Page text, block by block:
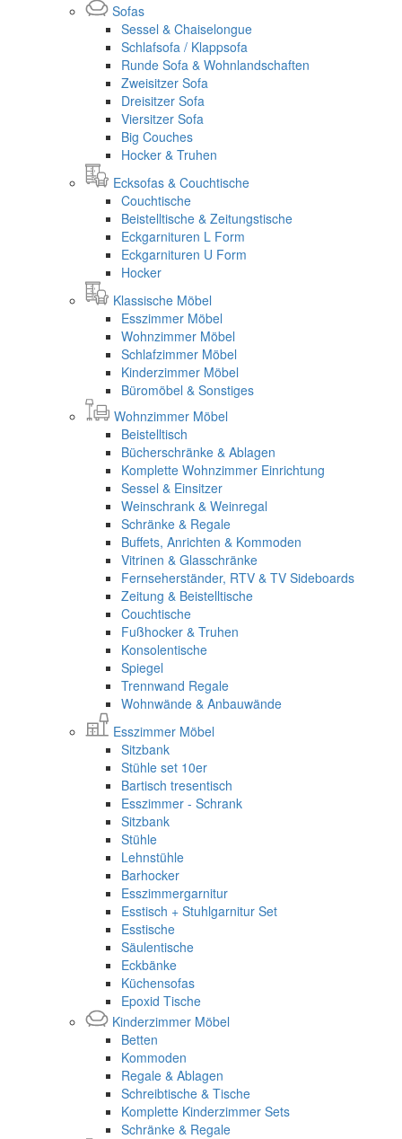
Sofas
Sessel & Chaiselongue
Schlafsofa / Klappsofa
Runde Sofa & Wohnlandschaften
Zweisitzer Sofa
Dreisitzer Sofa
Viersitzer Sofa
Big Couches
Hocker & Truhen
Ecksofas & Couchtische
Couchtische
Beistelltische & Zeitungstische
Eckgarnituren L Form
Eckgarnituren U Form
Hocker
Klassische Möbel
Esszimmer Möbel
Wohnzimmer Möbel
Schlafzimmer Möbel
Kinderzimmer Möbel
Büromöbel & Sonstiges
Wohnzimmer Möbel
Beistelltisch
Bücherschränke & Ablagen
Komplette Wohnzimmer Einrichtung
Sessel & Einsitzer
Weinschrank & Weinregal
Schränke & Regale
Buffets, Anrichten & Kommoden
Vitrinen & Glasschränke
Fernseherständer, RTV & TV Sideboards
Zeitung & Beistelltische
Couchtische
Fußhocker & Truhen
Konsolentische
Spiegel
Trennwand Regale
Wohnwände & Anbauwände
Esszimmer Möbel
Sitzbank
Stühle set 10er
Bartisch tresentisch
Esszimmer - Schrank
Sitzbank
Stühle
Lehnstühle
Barhocker
Esszimmergarnitur
Esstisch + Stuhlgarnitur Set
Esstische
Säulentische
Eckbänke
Küchensofas
Epoxid Tische
Kinderzimmer Möbel
Betten
Kommoden
Regale & Ablagen
Schreibtische & Tische
Komplette Kinderzimmer Sets
Schränke & Regale